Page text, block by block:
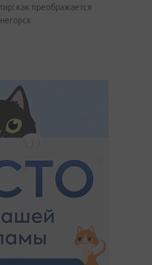
как преображается